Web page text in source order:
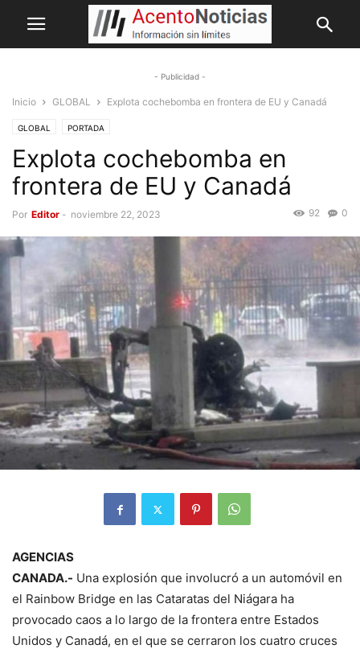
- Publicidad -
Inicio GLOBAL Explota cochebomba en frontera de EU y Canadá
GLOBAL PORTADA
Explota cochebomba en
frontera de EU y Canadá
Por Editor - noviembre 22, 2023 0
92
AGENCIAS
CANADA.- Una explosión que involucró a un automóvil en
el Rainbow Bridge en las Cataratas del Niágara ha
provocado caos a lo largo de la frontera entre Estados
Unidos y Canadá, en el que se cerraron los cuatro cruces